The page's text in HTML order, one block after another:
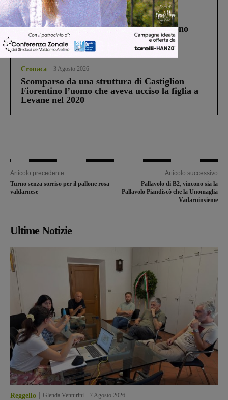
Cronaca 4 Agosto 2026
Un anno fa la strage in A1 in cui morirono
Gianni, Giulia e Franco. Lo schianto, il
processo, lo stop ai sorpassi fra tir....
Cronaca 3 Agosto 2026
Scomparso da una struttura di Castiglion
Fiorentino l’uomo che aveva ucciso la figlia a
Levane nel 2020
Articolo precedente
Turno senza sorriso per il pallone rosa
valdarnese
Articolo successivo
Pallavolo di B2, vincono sia la
Pallavolo Piandiscò che la Unomaglia
Vadarninsieme
Ultime Notizie
Reggello Glenda Venturini 7 Agosto 2026